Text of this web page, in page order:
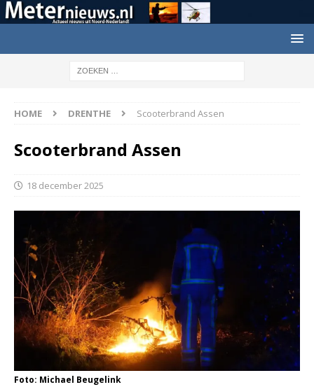
HOME DRENTHE Scooterbrand Assen
Scooterbrand Assen
18 december 2025
Foto: Michael Beugelink